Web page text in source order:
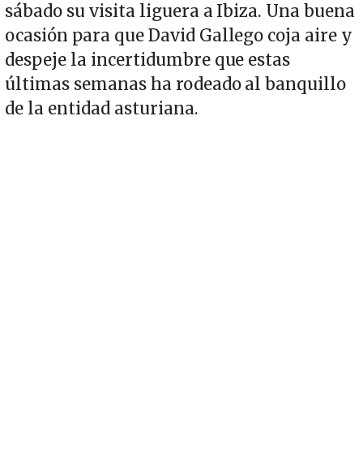
sábado su visita liguera a Ibiza. Una buena
ocasión para que David Gallego coja aire y
despeje la incertidumbre que estas
últimas semanas ha rodeado al banquillo
de la entidad asturiana.